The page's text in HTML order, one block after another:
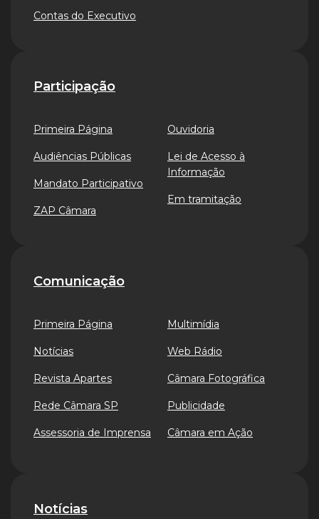
Contas do Executivo
Participação
Primeira Página
Audiências Públicas
Mandato Participativo
ZAP Câmara
Ouvidoria
Lei de Acesso à
Informação
Em tramitação
Comunicação
Primeira Página
Notícias
Revista Apartes
Rede Câmara SP
Assessoria de Imprensa
Multimídia
Web Rádio
Câmara Fotográfica
Publicidade
Câmara em Ação
Notícias